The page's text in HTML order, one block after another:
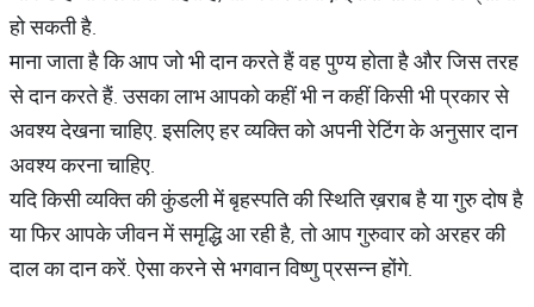
हो सकती है.
माना जाता है कि आप जो भी दान करते हैं वह पुण्य होता है और जिस तरह
से दान करते हैं. उसका लाभ आपको कहीं भी न कहीं किसी भी प्रकार से
अवश्य देखना चाहिए. इसलिए हर व्यक्ति को अपनी रेटिंग के अनुसार दान
अवश्य करना चाहिए.
यदि किसी व्यक्ति की कुंडली में बृहस्पति की स्थिति ख़राब है या गुरु दोष है
या फिर आपके जीवन में समृद्धि आ रही है, तो आप गुरुवार को अरहर की
दाल का दान करें. ऐसा करने से भगवान विष्णु प्रसन्न होंगे.